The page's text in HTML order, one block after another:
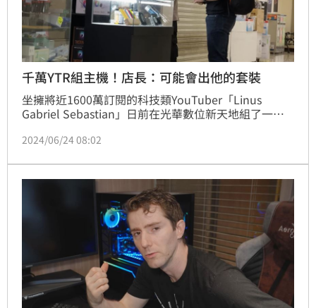
千萬YTR組主機！店長：可能會出他的套裝
坐擁將近1600萬訂閱的科技類YouTuber「Linus
Gabriel Sebastian」日前在光華數位新天地組了一台
他的高中生。對此，《三立新聞網》詢問了店家「艾諾
2024/06/24 08:02